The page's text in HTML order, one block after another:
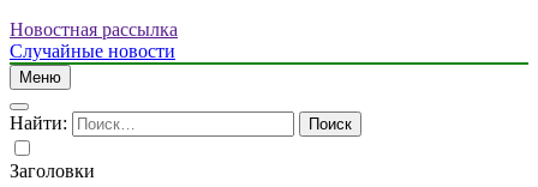
Новостная рассылка
Случайные новости
Меню
Найти:
Заголовки